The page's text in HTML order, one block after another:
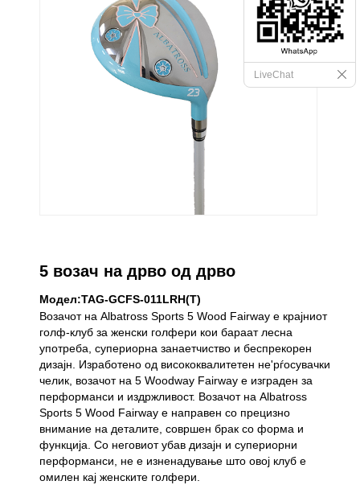
5 возач на дрво од дрво
Модел:TAG-GCFS-011LRH(T)
Возачот на Albatross Sports 5 Wood Fairway е крајниот
голф-клуб за женски голфери кои бараат лесна
употреба, супериорна занаетчиство и беспрекорен
дизајн. Изработено од висококвалитетен не'рѓосувачки
челик, возачот на 5 Woodway Fairway е изграден за
перформанси и издржливост. Возачот на Albatross
Sports 5 Wood Fairway е направен со прецизно
внимание на деталите, совршен брак со форма и
функција. Со неговиот убав дизајн и супериорни
перформанси, не е изненадување што овој клуб е
омилен кај женските голфери.
LiveChat